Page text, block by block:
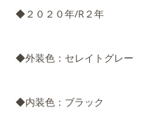
◆２０２０年/R２年
◆外装色：セレイトグレー
◆内装色：ブラック